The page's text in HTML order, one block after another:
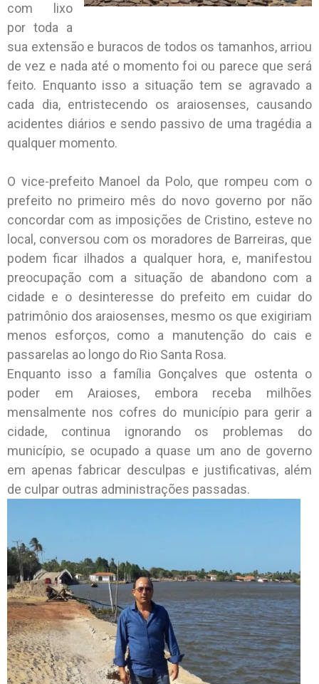
com lixo
por toda a
sua extensão e buracos de todos os tamanhos, arriou
de vez e nada até o momento foi ou parece que será
feito. Enquanto isso a situação tem se agravado a
cada dia, entristecendo os araiosenses, causando
acidentes diários e sendo passivo de uma tragédia a
qualquer momento.
O vice-prefeito Manoel da Polo, que rompeu com o
prefeito no primeiro mês do novo governo por não
concordar com as imposições de Cristino, esteve no
local, conversou com os moradores de Barreiras, que
podem ficar ilhados a qualquer hora, e, manifestou
preocupação com a situação de abandono com a
cidade e o desinteresse do prefeito em cuidar do
patrimônio dos araiosenses, mesmo os que exigiriam
menos esforços, como a manutenção do cais e
passarelas ao longo do Rio Santa Rosa.
Enquanto isso a família Gonçalves que ostenta o
poder em Araioses, embora receba milhões
mensalmente nos cofres do município para gerir a
cidade, continua ignorando os problemas do
município, se ocupado a quase um ano de governo
em apenas fabricar desculpas e justificativas, além
de culpar outras administrações passadas.